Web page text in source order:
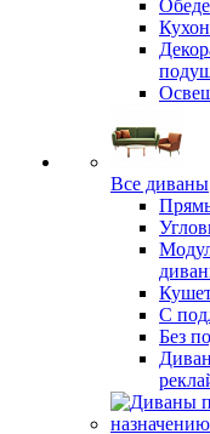
Все диваны
С
Без